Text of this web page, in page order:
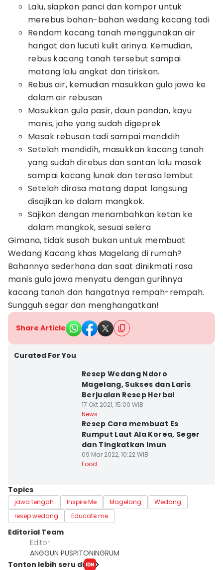
Lalu, siapkan panci dan kompor untuk
merebus bahan-bahan wedang kacang tadi
Rendam kacang tanah menggunakan air
hangat dan lucuti kulit arinya. Kemudian,
rebus kacang tanah tersebut sampai
matang lalu angkat dan tiriskan.
Rebus air, kemudian masukkan gula jawa ke
dalam air rebusan
Masukkan gula pasir, daun pandan, kayu
manis, jahe yang sudah digeprek
Masak rebusan tadi sampai mendidih
Setelah mendidih, masukkan kacang tanah
yang sudah direbus dan santan lalu masak
sampai kacang lunak dan terasa lembut
Setelah dirasa matang dapat langsung
disajikan ke dalam mangkok.
Sajikan dengan menambahkan ketan ke
dalam mangkok, sesuai selera
Gimana, tidak susah bukan untuk membuat
Wedang Kacang khas Magelang di rumah?
Bahannya sederhana dan saat dinikmati rasa
manis gula jawa menyatu dengan gurihnya
kacang tanah dan hangatnya rempah-rempah.
Sungguh segar dan menghangatkan!
Share Article
Curated For You
Resep Wedang Ndoro
Magelang, Sukses dan Laris
Berjualan Resep Herbal
17 Okt 2021, 15:00 WIB
News
Resep Cara membuat Es
Rumput Laut Ala Korea, Seger
dan Tingkatkan Imun
09 Mar 2022, 10:22 WIB
Food
Topics
jawa tengah Inspire Me Magelang
Wedang
resep wedang
Educate me
Editorial Team
Editor
ANGGUN PUSPITONINGRUM
Tonton lebih seru di